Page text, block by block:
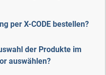
per X-CODE bestellen?
der Produkte im
auswählen?